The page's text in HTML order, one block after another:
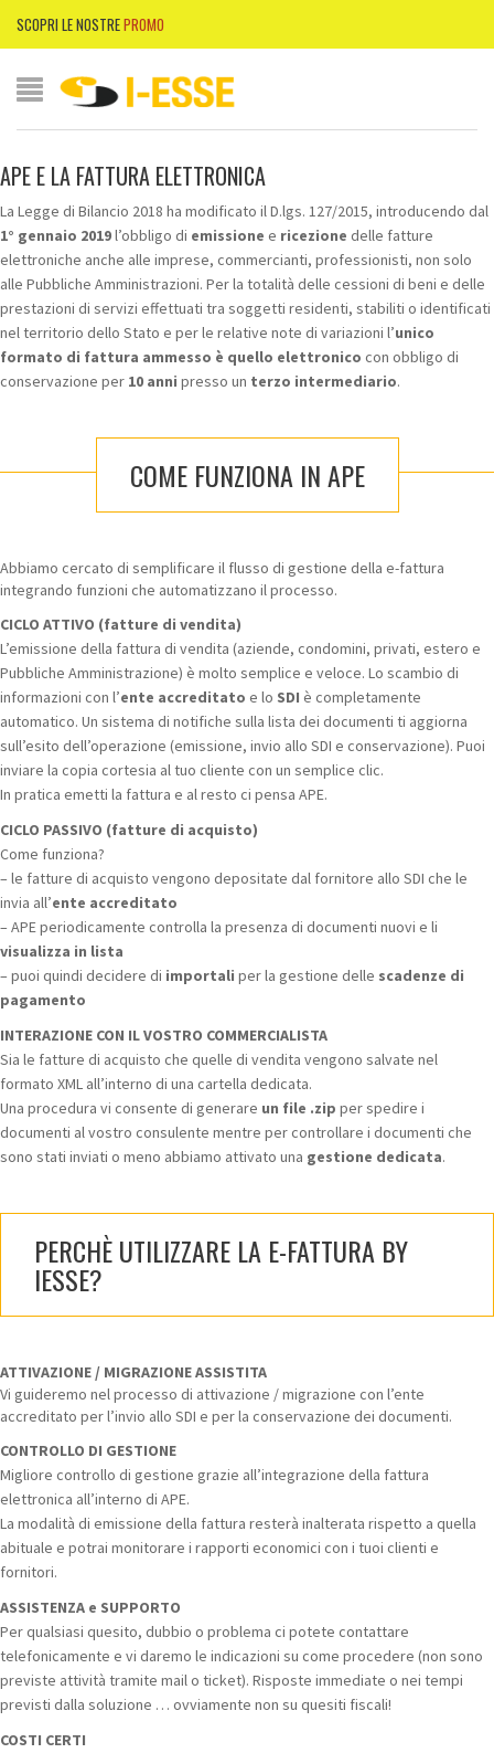
SCOPRI LE NOSTREPROMO
APE E LA FATTURA ELETTRONICA
La Legge di Bilancio 2018 ha modificato il D.lgs. 127/2015, introducendo dal
1° gennaio 2019l’obbligo di emissione e ricezione delle fatture
elettroniche anche alle imprese, commercianti, professionisti, non solo
alle Pubbliche Amministrazioni. Per la totalità delle cessioni di beni e delle
prestazioni di servizi effettuati tra soggetti residenti, stabiliti o identificati
nel territorio dello Stato e per le relative note di variazioni l’unico
formato di fattura ammesso è quello elettronico con obbligo di
conservazione per 10 anni presso un terzo intermediario.
COME FUNZIONA IN APE
Abbiamo cercato di semplificare il flusso di gestione della e-fattura
integrando funzioni che automatizzano il processo.
CICLO ATTIVO (fatture di vendita)
L’emissione della fattura di vendita (aziende, condomini, privati, estero e
Pubbliche Amministrazione) è molto semplice e veloce. Lo scambio di
informazioni con l’ente accreditato e lo SDI è completamente
automatico. Un sistema di notifiche sulla lista dei documenti ti aggiorna
sull’esito dell’operazione (emissione, invio allo SDI e conservazione). Puoi
inviare la copia cortesia al tuo cliente con un semplice clic.
In pratica emetti la fattura e al resto ci pensa APE.
CICLO PASSIVO (fatture di acquisto)
Come funziona?
– le fatture di acquisto vengono depositate dal fornitore allo SDI che le
invia all’ente accreditato
– APE periodicamente controlla la presenza di documenti nuovi e li
visualizza in lista
– puoi quindi decidere di importali per la gestione delle scadenze di
pagamento
INTERAZIONE CON IL VOSTRO COMMERCIALISTA
Sia le fatture di acquisto che quelle di vendita vengono salvate nel
formato XML all’interno di una cartella dedicata.
Una procedura vi consente di generare un file .zip per spedire i
documenti al vostro consulente mentre per controllare i documenti che
sono stati inviati o meno abbiamo attivato una gestione dedicata.
PERCHÈ UTILIZZARE LA E-FATTURA BY
IESSE?
ATTIVAZIONE / MIGRAZIONE ASSISTITA
Vi guideremo nel processo di attivazione / migrazione con l’ente
accreditato per l’invio allo SDI e per la conservazione dei documenti.
CONTROLLO DI GESTIONE
Migliore controllo di gestione grazie all’integrazione della fattura
elettronica all’interno di APE.
La modalità di emissione della fattura resterà inalterata rispetto a quella
abituale e potrai monitorare i rapporti economici con i tuoi clienti e
fornitori.
ASSISTENZA e SUPPORTO
Per qualsiasi quesito, dubbio o problema ci potete contattare
telefonicamente e vi daremo le indicazioni su come procedere (non sono
previste attività tramite mail o ticket). Risposte immediate o nei tempi
previsti dalla soluzione … ovviamente non su quesiti fiscali!
COSTI CERTI